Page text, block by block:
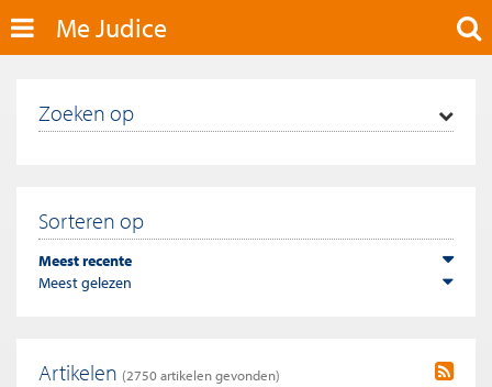
Me Judice
Zoeken op
Sorteren op
Meest recente
Meest gelezen
Artikelen (2750 artikelen gevonden)